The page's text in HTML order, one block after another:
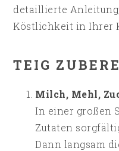
detaillierte
Köstlichkeit in Ihrer
TEIG
Milch, Mehl,
In einer großen
Zutaten
Dann langsam